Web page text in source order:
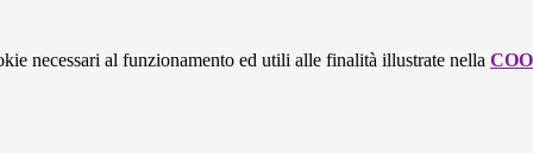
necessari al funzionamento ed utili alle finalità illustrate nella